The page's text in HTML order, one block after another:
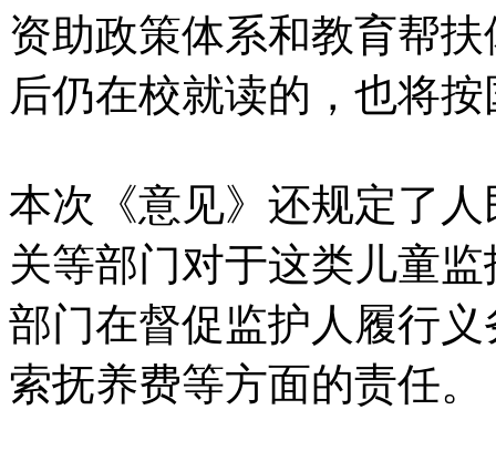
资助政策体系和教育帮
后仍在校就读的，也将
本次《意见》还规定了
关等部门对于这类儿童
部门在督促监护人履行
索抚养费等方面的责任。